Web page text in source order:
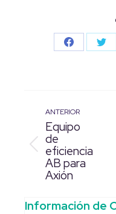
Share
Navegación
entre
proyectos
ANTERIOR
Proyecto
anterior
Equipo
de
eficiencia
AB para
Axión
Información de